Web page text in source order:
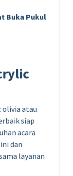
Buka Pukul
olivia atau
siap
acara
dan
layanan